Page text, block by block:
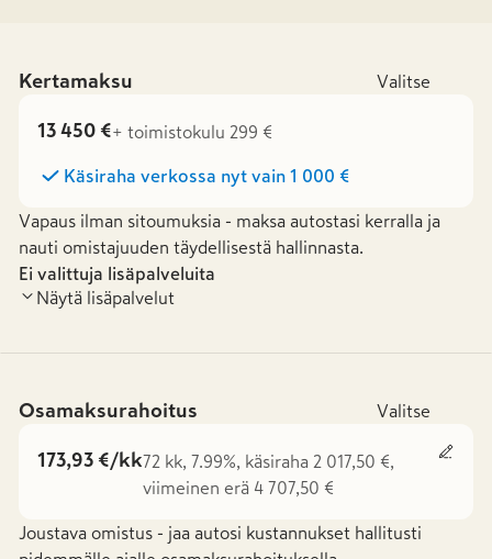
Kertamaksu Valitse
13 450 €+ toimistokulu 299 €
Käsiraha verkossa nyt vain 1 000 €
Vapaus ilman sitoumuksia - maksa autostasi kerralla ja
nauti omistajuuden täydellisestä hallinnasta.
Ei valittuja lisäpalveluita
Näytä lisäpalvelut
Osamaksurahoitus Valitse
173,93 €/kk72 kk, 7.99%, käsiraha 2 017,50 €,
viimeinen erä 4 707,50 €
Joustava omistus - jaa autosi kustannukset hallitusti